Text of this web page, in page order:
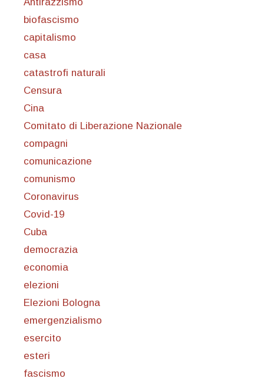
biofascismo
capitalismo
casa
catastrofi naturali
Censura
Cina
Comitato di Liberazione Nazionale
compagni
comunicazione
comunismo
Coronavirus
Covid-19
Cuba
democrazia
economia
elezioni
Elezioni Bologna
emergenzialismo
esercito
esteri
fascismo